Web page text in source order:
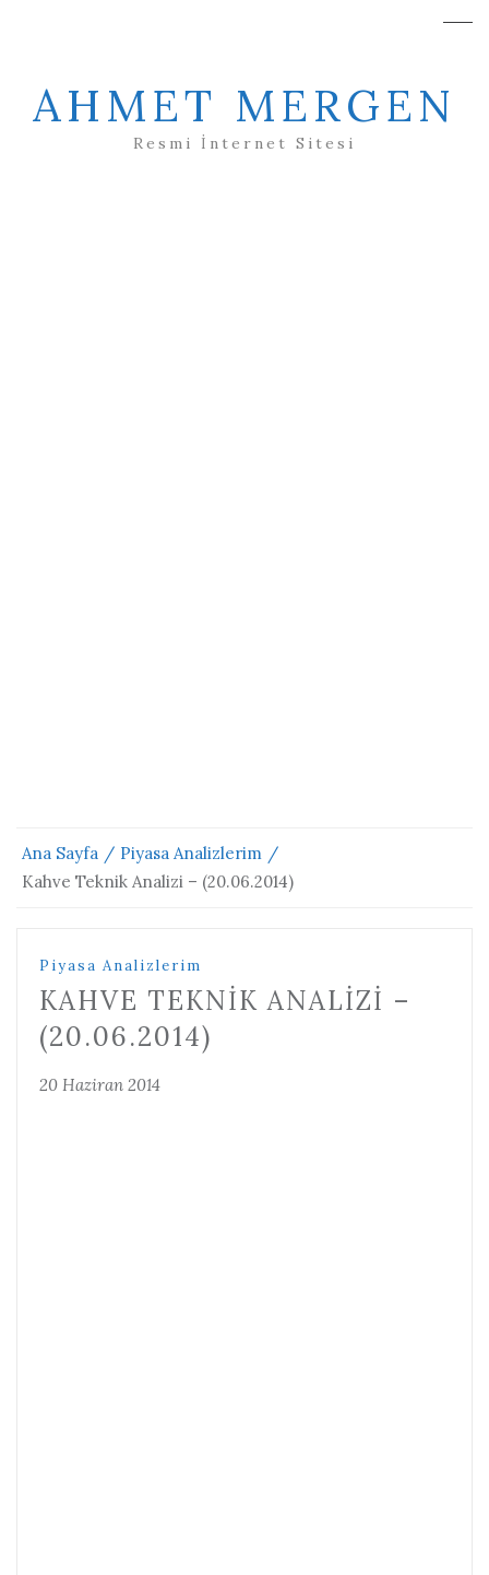
AHMET MERGEN
Resmi İnternet Sitesi
Ana Sayfa
Piyasa Analizlerim
Kahve Teknik Analizi – (20.06.2014)
Piyasa Analizlerim
KAHVE TEKNIK ANALIZI –
(20.06.2014)
20 Haziran 2014